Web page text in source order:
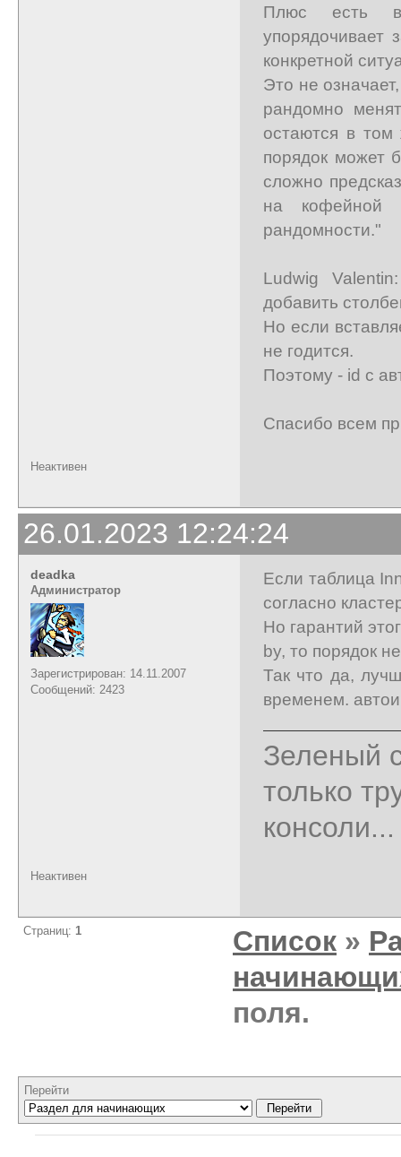
Плюс есть
упорядочивает
конкретной
Это не
рандомно
остаются в том
порядок может
сложно
на кофейной
рандомности."
Ludwig
добавить
Но если
не годится.
Поэтому - id с
Спасибо всем
Неактивен
26.01.2023 12:24:24
deadka
Администратор
Зарегистрирован: 14.11.2007
Сообщений: 2423
Если таблица
согласно
Но гарантий
by, то порядок
Так что да,
временем.
Зеленый
только
консоли...
Неактивен
Страниц: 1 Список »
поля.
Перейти